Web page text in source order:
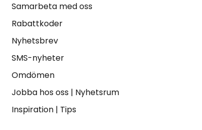
Samarbeta med oss
Rabattkoder
Nyhetsbrev
SMS-nyheter
Omdömen
Jobba hos oss| Nyhetsrum
Inspiration| Tips